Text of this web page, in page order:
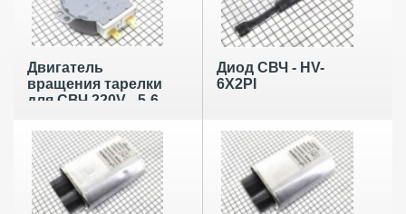
Двигатель
вращения тарелки
для СВЧ 220V - 5-6
вал D7/5/14 мм
Диод СВЧ - HV-
6X2PI